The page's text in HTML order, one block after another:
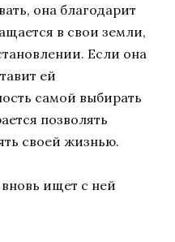
она благодарит
в свои земли,
Если она
ей
самой выбирать
позволять
своей жизнью.
ищет с ней